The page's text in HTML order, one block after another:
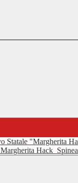
Margherita Hack Spinea